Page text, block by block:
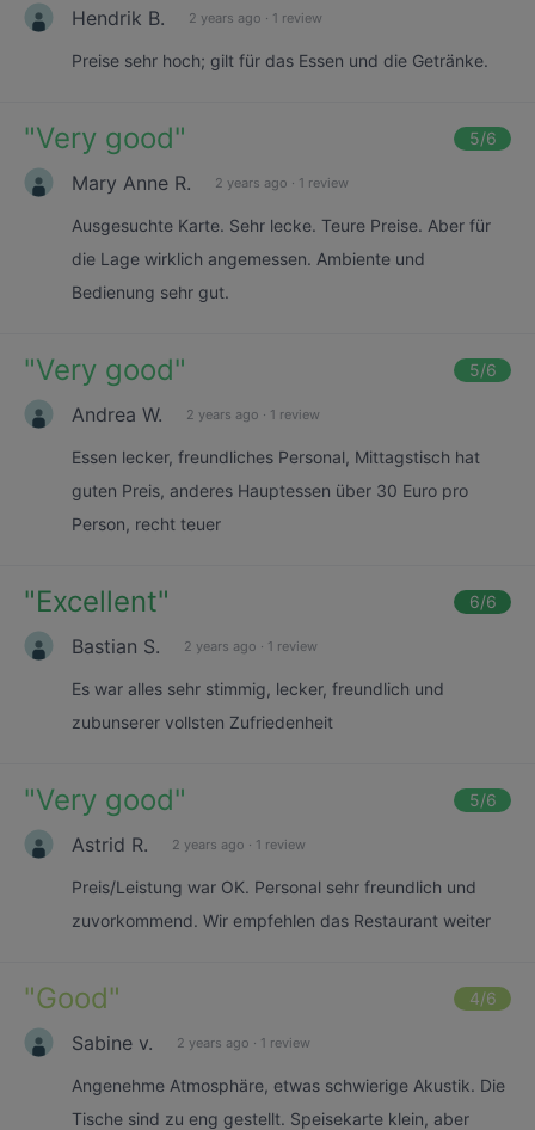
Hendrik B. 2 years ago · 1 review
Preise sehr hoch; gilt für das Essen und die Getränke.
"Very good" 5/6
Mary Anne R. 2 years ago · 1 review
Ausgesuchte Karte. Sehr lecke. Teure Preise. Aber für
die Lage wirklich angemessen. Ambiente und
Bedienung sehr gut.
"Very good" 5/6
Andrea W. 2 years ago · 1 review
Essen lecker, freundliches Personal, Mittagstisch hat
guten Preis, anderes Hauptessen über 30 Euro pro
Person, recht teuer
"Excellent" 6/6
Bastian S. 2 years ago · 1 review
Es war alles sehr stimmig, lecker, freundlich und
zubunserer vollsten Zufriedenheit
"Very good" 5/6
Astrid R. 2 years ago · 1 review
Preis/Leistung war OK. Personal sehr freundlich und
zuvorkommend. Wir empfehlen das Restaurant weiter
"Good" 4/6
Sabine v. 2 years ago · 1 review
Angenehme Atmosphäre, etwas schwierige Akustik. Die
Tische sind zu eng gestellt. Speisekarte klein, aber